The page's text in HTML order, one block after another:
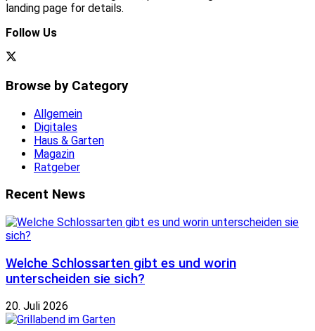
landing page for details.
Follow Us
Browse by Category
Allgemein
Digitales
Haus & Garten
Magazin
Ratgeber
Recent News
Welche Schlossarten gibt es und worin
unterscheiden sie sich?
20. Juli 2026